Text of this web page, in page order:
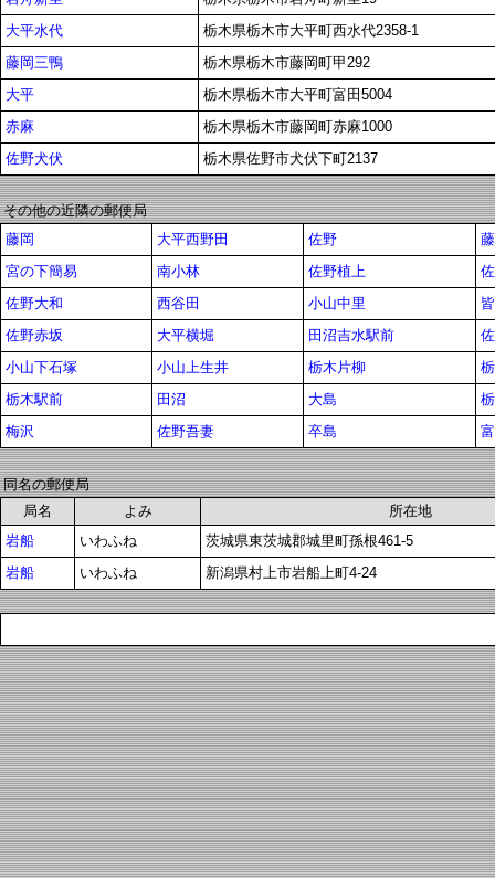
大平水代
栃木県栃木市大平町西水代2358-1
藤岡三鴨
栃木県栃木市藤岡町甲292
大平
栃木県栃木市大平町富田5004
赤麻
栃木県栃木市藤岡町赤麻1000
佐野犬伏
栃木県佐野市犬伏下町2137
その他の近隣の郵便局
藤岡
大平西野田 佐野
宮の下簡易
南小林 佐野植上
佐野大和
西谷田 小山中里
佐野赤坂
大平横堀 田沼吉水駅前
小山下石塚
小山上生井 栃木片柳
栃木駅前
田沼 大島
梅沢
佐野吾妻 卒島
同名の郵便局
局名
よみ
所在地
岩船
いわふね
茨城県東茨城郡城里町孫根461-5
岩船
いわふね 新潟県村上市岩船上町4-24